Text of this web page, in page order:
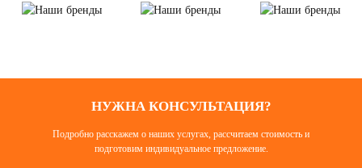
НУЖНА КОНСУЛЬТАЦИЯ?
Подробно расскажем о наших услугах, рассчитаем стоимость и
подготовим индивидуальное предложение.